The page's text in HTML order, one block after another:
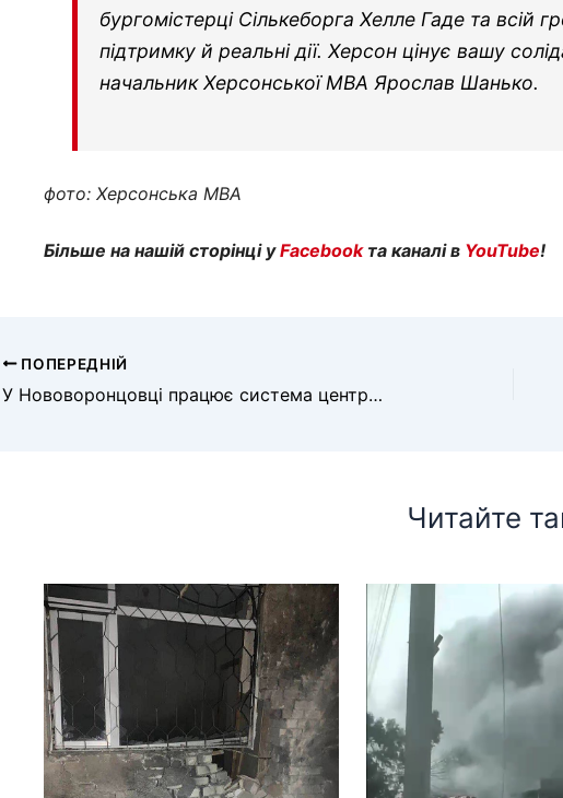
бургомістерці Сількеборга Хелле Гаде та всій
підтримку й реальні дії. Херсон цінує вашу
начальник Херсонської МВА Ярослав Шанько.
фото: Херсонська МВА
Більше на нашій сторінці уFacebookта каналі в YouTube!
ПОПЕРЕДНІЙ
У Нововоронцовці працює система централізованого оповіщення
Читайте